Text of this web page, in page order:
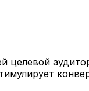
целевой